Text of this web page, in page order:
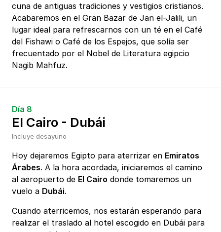
cuna de antiguas tradiciones y vestigios cristianos.
Acabaremos en el Gran Bazar de Jan el-Jalili, un
lugar ideal para refrescarnos con un té en el Café
del Fishawi o Café de los Espejos, que solía ser
frecuentado por el Nobel de Literatura egipcio
Nagib Mahfuz.
Día 8
El Cairo - Dubái
Incluye desayuno
Hoy dejaremos Egipto para aterrizar en Emiratos
Árabes. A la hora acordada, iniciaremos el camino
al aeropuerto de El Cairo donde tomaremos un
vuelo a Dubái.
Cuando aterricemos, nos estarán esperando para
realizar el traslado al hotel escogido en Dubái para